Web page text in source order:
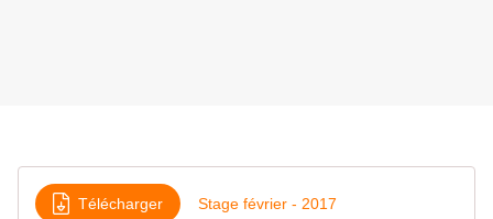
Télécharger Stage février - 2017